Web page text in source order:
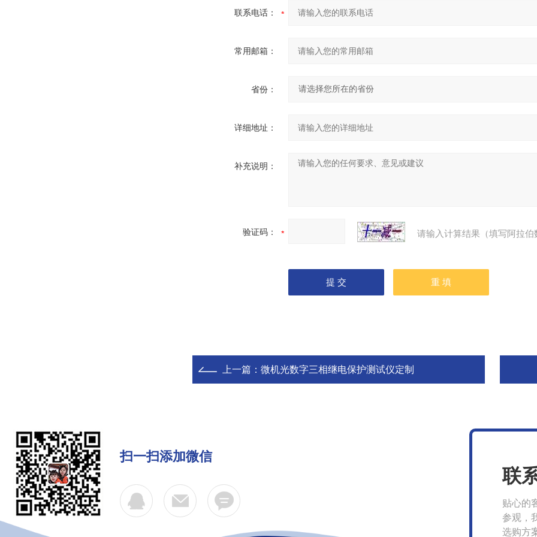
联系电话：
常用邮箱：
省份：
详细地址：
补充说明：
验证码： 请输入计算结果（填写阿拉
上一篇： 微机光数字三相继电保护测试仪定制
扫一扫添加微信
联
贴心的
参观，
选购方